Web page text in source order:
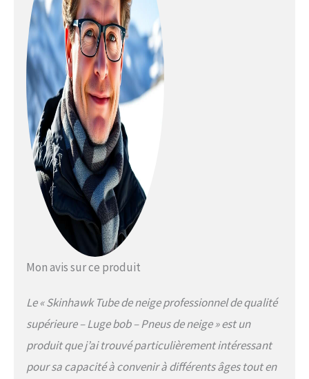
Mon avis sur ce produit
Le « Skinhawk Tube de neige professionnel de qualité
supérieure – Luge bob – Pneus de neige » est un
produit que j’ai trouvé particulièrement intéressant
pour sa capacité à convenir à différents âges tout en